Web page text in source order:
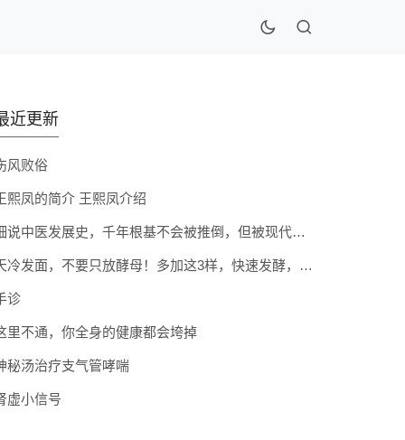
近更新
风败俗
熙凤的简介 王熙凤介绍
细说中医发展史，千年根基不会被推倒，但被现代医疗模式堵住出路
天冷发面，不要只放酵母！多加这3样，快速发酵，蓬松香软弹性十足
诊
里不通，你全身的健康都会垮掉
秘汤治疗支气管哮喘
虚小信号